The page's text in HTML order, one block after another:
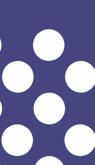
Währungsexperten.